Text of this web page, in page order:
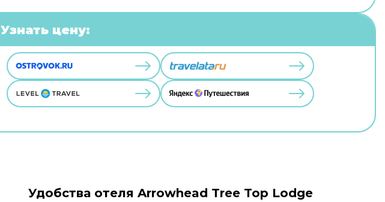
Узнать цену:
Удобства отеля Arrowhead Tree Top Lodge